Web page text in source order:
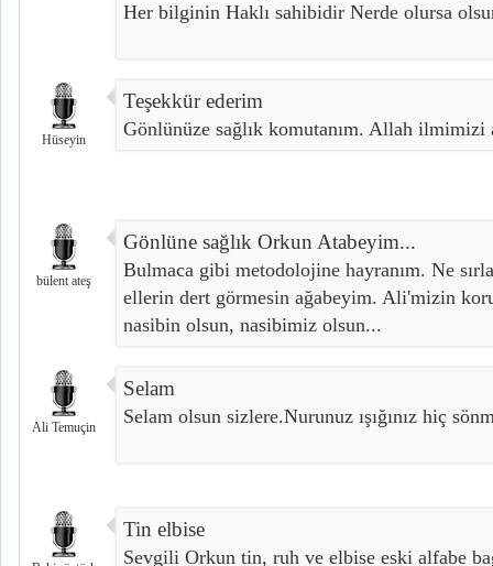
Her bilginin Haklı sahibidir Nerde olursa
Hüseyin
Teşekkür ederim
Gönlünüze sağlık komutanım. Allah ilmimizi
bülent ateş
Gönlüne sağlık Orkun Atabeyim...
Bulmaca gibi metodolojine hayranım. Ne
ellerin dert görmesin ağabeyim. Ali'mizin
nasibin olsun, nasibimiz olsun...
Ali Temuçin
Selam
Selam olsun sizlere.Nurunuz ışığınız hiç
Tin elbise
Sevgili Orkun tin, ruh ve elbise eski alfabe